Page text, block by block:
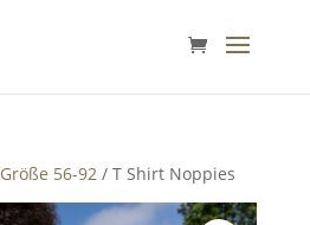
Größe 56-92/ T Shirt Noppies